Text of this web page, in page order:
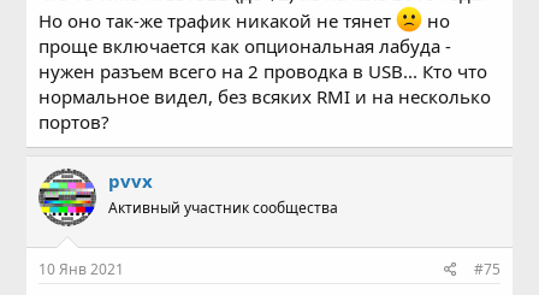
Но оно так-же трафик никакой не тянет
но
проще включается как опциональная лабуда -
нужен разъем всего на 2 проводка в USB... Кто что
нормальное видел, без всяких RMI и на несколько
портов?
pvvx
Активный участник сообщества
10 Янв 2021 #75